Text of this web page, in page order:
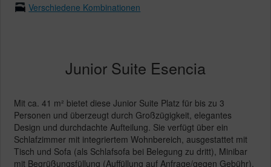
Verschiedene Kombinationen
Junior Suite Esencia
Mit ca. 41 m² bietet diese Junior Suite Platz für bis zu 3
Personen und überzeugt durch Großzügigkeit, elegantes
Design und durchdachte Aufteilung. Sie verfügt über ein
Schlafzimmer mit integriertem Wohnbereich, ausgestattet mit
Tisch und Sofa (als Schlafsofa bei Belegung zu dritt), Minibar
mit Begrüßungsfüllung (Auffüllung auf Anfrage/gegen Gebühr),